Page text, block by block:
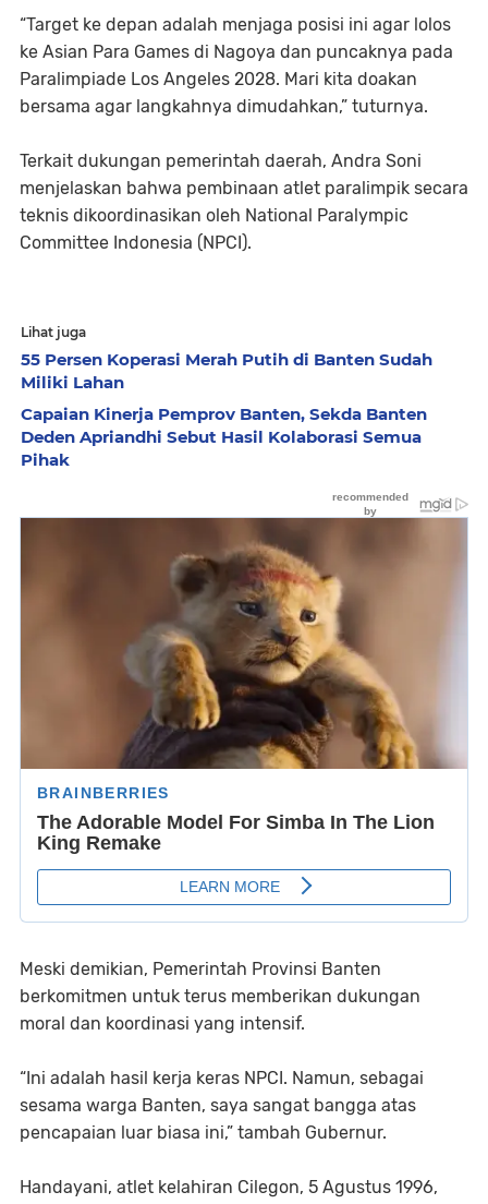
​“Target ke depan adalah menjaga posisi ini agar lolos
ke Asian Para Games di Nagoya dan puncaknya pada
Paralimpiade Los Angeles 2028. Mari kita doakan
bersama agar langkahnya dimudahkan,” tuturnya.
​Terkait dukungan pemerintah daerah, Andra Soni
menjelaskan bahwa pembinaan atlet paralimpik secara
teknis dikoordinasikan oleh National Paralympic
Committee Indonesia (NPCI).
Lihat juga
55 Persen Koperasi Merah Putih di Banten Sudah
Miliki Lahan
Capaian Kinerja Pemprov Banten, Sekda Banten
Deden Apriandhi Sebut Hasil Kolaborasi Semua
Pihak
Meski demikian, Pemerintah Provinsi Banten
berkomitmen untuk terus memberikan dukungan
moral dan koordinasi yang intensif.
​“Ini adalah hasil kerja keras NPCI. Namun, sebagai
sesama warga Banten, saya sangat bangga atas
pencapaian luar biasa ini,” tambah Gubernur.
​Handayani, atlet kelahiran Cilegon, 5 Agustus 1996,